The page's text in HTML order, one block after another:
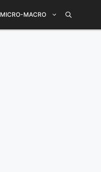
MICRO-MACRO